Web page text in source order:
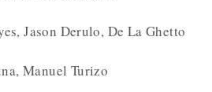
Jason Derulo, De La Ghetto
Manuel Turizo